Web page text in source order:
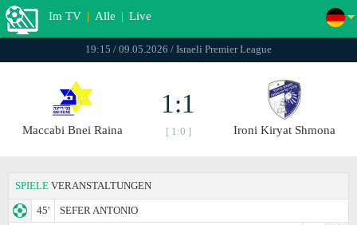
Im TV | Alle | Live
19:15 / 09.05.2026 / Israeli Premier League
Maccabi Bnei Raina
1:1
[ 1:0 ] Ironi Kiryat Shmona
SPIELE VERANSTALTUNGEN
45'
SEFER ANTONIO